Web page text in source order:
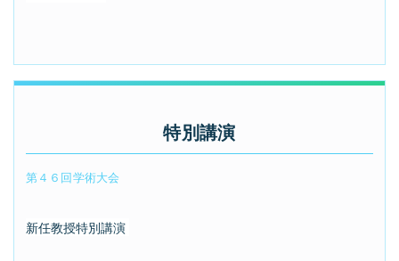
特別講演
第４６回学術大会
新任教授特別講演